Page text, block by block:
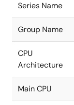
Series Name
Group Name
CPU
Architecture
Main CPU